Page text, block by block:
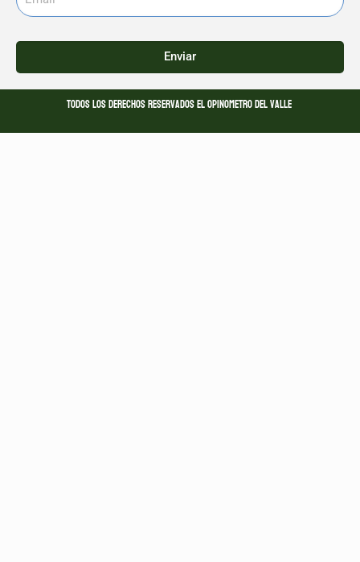
Enviar
Todos los derechos reservados El opinometro del valle